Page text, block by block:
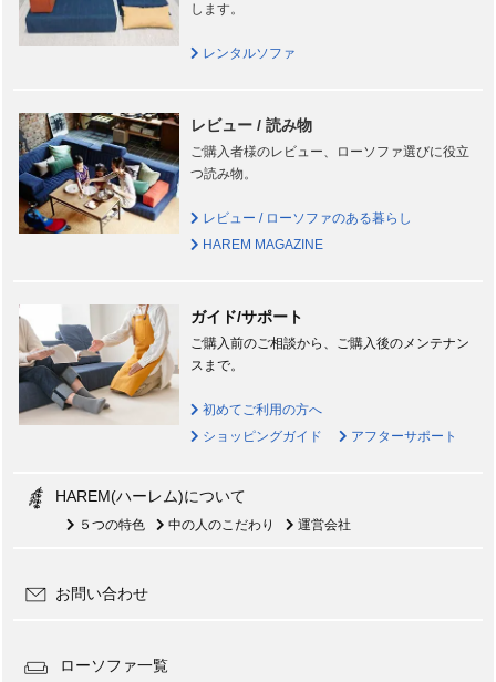
します。
レンタルソファ
レビュー / 読み物
ご購入者様のレビュー、ローソファ選びに役立
つ読み物。
レビュー / ローソファのある暮らし
HAREM MAGAZINE
ガイド/サポート
ご購入前のご相談から、ご購入後のメンテナン
スまで。
初めてご利用の方へ
ショッピングガイド
アフターサポート
HAREM(ハーレム)について
５つの特色 中の人のこだわり 運営会社
お問い合わせ
ローソファ一覧